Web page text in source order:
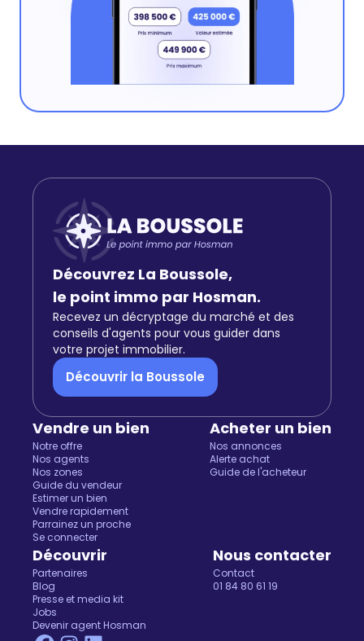
Salut c'est nous...
les Cookies !
On a attendu d'être sûrs que le contenu de ce site vous
intéresse avant de vous déranger, mais on aimerait bien vous
accompagner pendant votre visite...
C'est OK pour vous ?
Découvrez La Boussole,
le point immo par Hosman.
Recevez un décryptage du marché et des
conseils d'agents pour vous guider dans
votre projet immobilier.
Découvrir la Boussole
Vendre un bien
Notre offre
Nos agents
Nos zones
Guide du vendeur
Estimer un bien
Vendre rapidement
Parrainez un proche
Se connecter
Acheter un bien
Nos annonces
Alerte achat
Guide de l'acheteur
Découvrir
Partenaires
Blog
Presse et media kit
Jobs
Devenir agent Hosman
Nous contacter
Contact
01 84 80 61 19